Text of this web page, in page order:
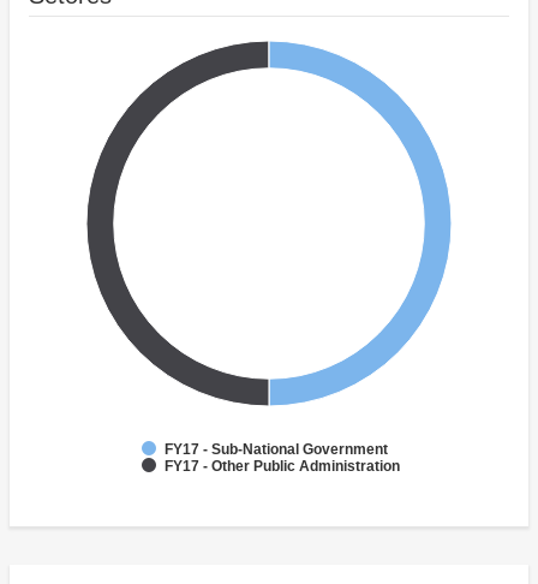
FY17 - Sub-National Government
FY17 - Other Public Administration